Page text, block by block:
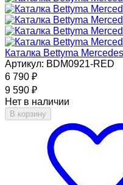
Каталка Bettyma
Артикул: BDM0921-RED
6 790 ₽
9 590 ₽
Нет в наличии
В корзину